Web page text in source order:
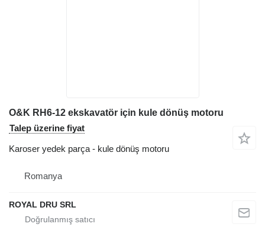
O&K RH6-12 ekskavatör için kule dönüş motoru
Talep üzerine fiyat
Karoser yedek parça - kule dönüş motoru
Romanya
ROYAL DRU SRL